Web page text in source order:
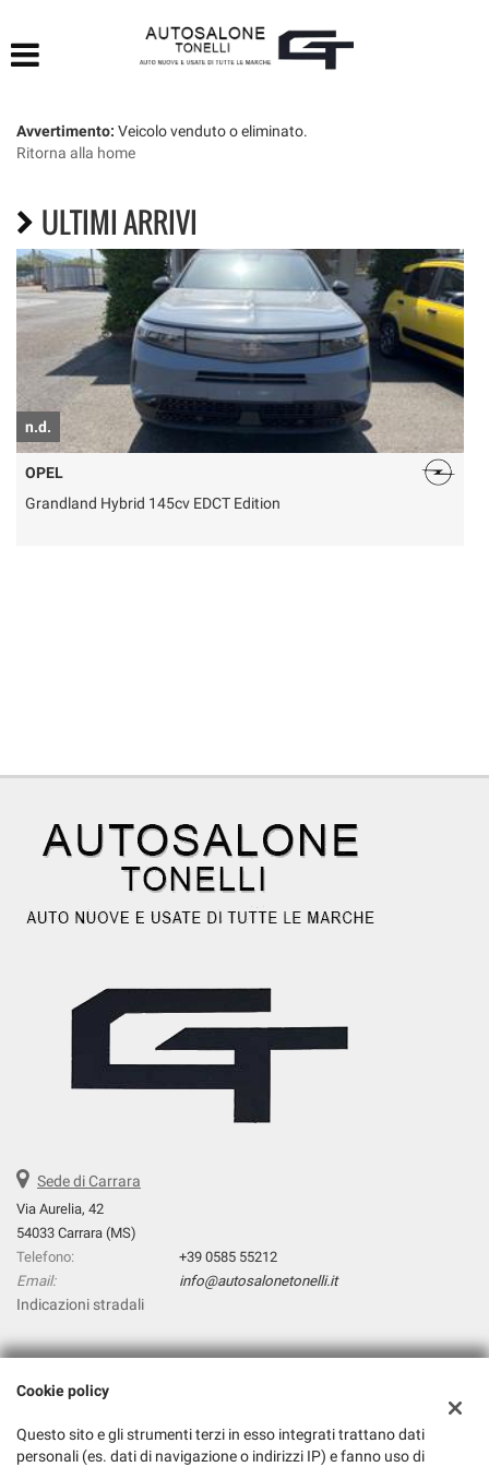
ACQUISTIAMO USATO
ASSISTENZA
CONTATTI
Avvertimento: Veicolo venduto o eliminato.
Ritorna alla home
ULTIMI ARRIVI
n.d.
OPEL
Grandland Hybrid 145cv EDCT Edition
Sede di Carrara
Via Aurelia, 42
54033 Carrara (MS)
Telefono:
+39 0585 55212
Email:
info@autosalonetonelli.it
Indicazioni stradali
Dati fiscali:
Via Aurelia, 42, Carrara (MS)
C.F/P.IVA:01326240452
Cookie policy
Questo sito e gli strumenti terzi in esso integrati trattano dati
personali (es. dati di navigazione o indirizzi IP) e fanno uso di